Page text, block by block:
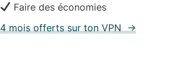
Faire des économies
4 mois offerts sur ton VPN →